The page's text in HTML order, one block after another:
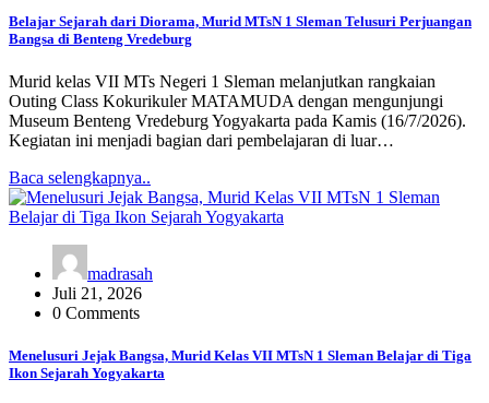
Belajar Sejarah dari Diorama, Murid MTsN 1 Sleman Telusuri Perjuangan
Bangsa di Benteng Vredeburg
Murid kelas VII MTs Negeri 1 Sleman melanjutkan rangkaian
Outing Class Kokurikuler MATAMUDA dengan mengunjungi
Museum Benteng Vredeburg Yogyakarta pada Kamis (16/7/2026).
Kegiatan ini menjadi bagian dari pembelajaran di luar…
Baca selengkapnya..
madrasah
Juli 21, 2026
0 Comments
Menelusuri Jejak Bangsa, Murid Kelas VII MTsN 1 Sleman Belajar di Tiga
Ikon Sejarah Yogyakarta